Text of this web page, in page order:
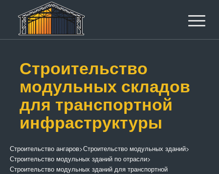
Строительство
модульных складов
для транспортной
инфраструктуры
Строительство ангаров>Строительство модульных зданий>
Строительство модульных зданий по отрасли>
Строительство модульных зданий для транспортной